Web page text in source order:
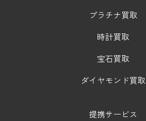
プラチナ買取
時計買取
宝石買取
ダイヤモンド買取
提携サービス